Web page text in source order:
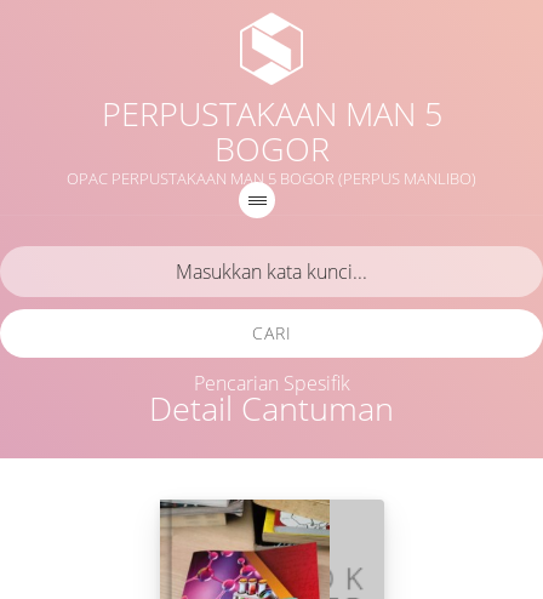
PERPUSTAKAAN MAN 5
BOGOR
OPAC PERPUSTAKAAN MAN 5 BOGOR (PERPUS MANLIBO)
Detail Cantuman
CARI
Pencarian Spesifik